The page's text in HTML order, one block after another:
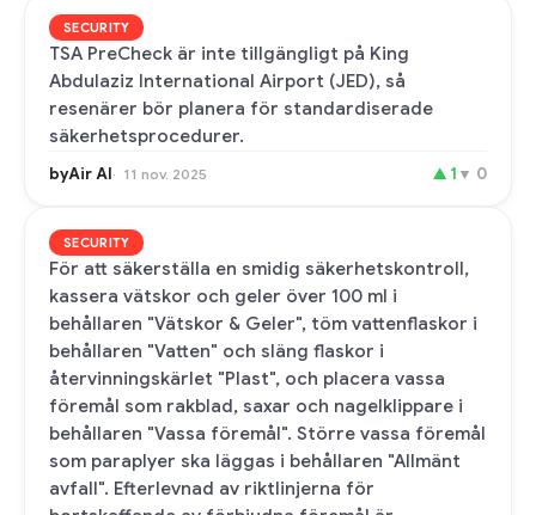
SECURITY
TSA PreCheck är inte tillgängligt på King
Abdulaziz International Airport (JED), så
resenärer bör planera för standardiserade
säkerhetsprocedurer.
byAir AI 11 nov. 2025 ▲ 1 ▼ 0
SECURITY
För att säkerställa en smidig säkerhetskontroll,
kassera vätskor och geler över 100 ml i
behållaren "Vätskor & Geler", töm vattenflaskor i
behållaren "Vatten" och släng flaskor i
återvinningskärlet "Plast", och placera vassa
föremål som rakblad, saxar och nagelklippare i
behållaren "Vassa föremål". Större vassa föremål
som paraplyer ska läggas i behållaren "Allmänt
avfall". Efterlevnad av riktlinjerna för